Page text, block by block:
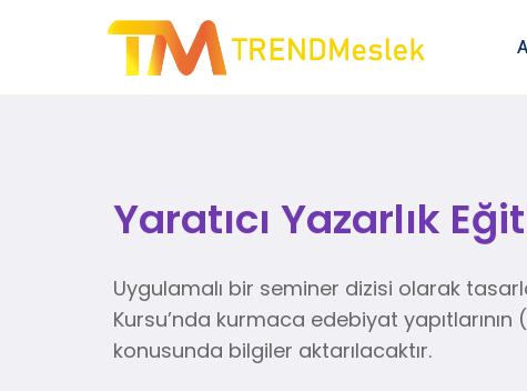
Yaratıcı Yazarlık
Uygulamalı bir seminer dizisi olarak
Kursu’nda kurmaca edebiyat
konusunda bilgiler aktarılacaktır.